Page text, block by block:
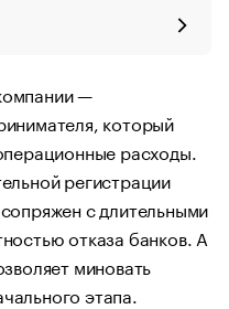
—
который
расходы.
регистрации
с длительными
отказа банков. А
миновать
этапа.